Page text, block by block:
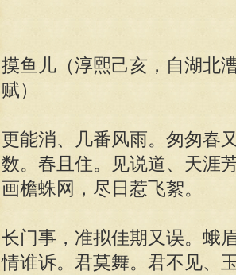
摸鱼儿（淳熙己亥，自湖北
赋）
更能消、几番风雨。匆匆春
数。春且住。见说道、天涯
画檐蛛网，尽日惹飞絮。
长门事，准拟佳期又误。蛾
情谁诉。君莫舞。君不见、